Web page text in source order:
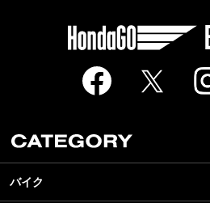
バイク